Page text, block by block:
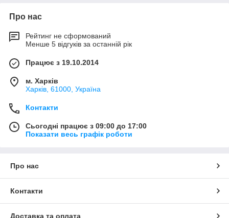
Про нас
Рейтинг не сформований
Менше 5 відгуків за останній рік
Працює з 19.10.2014
м. Харків
Харків, 61000, Україна
Контакти
Сьогодні працює з 09:00 до 17:00
Показати весь графік роботи
Про нас
Контакти
Доставка та оплата